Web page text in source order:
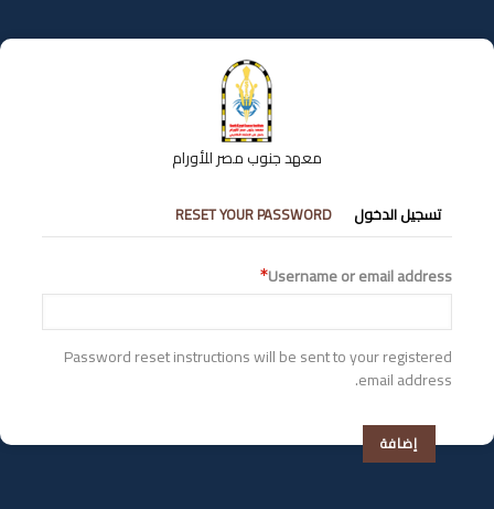
إلى
المحتوى
معهد جنوب مصر للأورام
التبويبات
الأساسية
تسجيل الدخول RESET YOUR PASSWORD
Username or email address
Password reset instructions will be sent to your registered
email address.